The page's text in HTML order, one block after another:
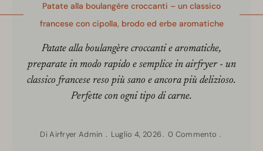
Patate alla boulangère croccanti – un classico
francese con cipolla, brodo ed erbe aromatiche
Patate alla boulangère croccanti e aromatiche,
preparate in modo rapido e semplice in airfryer - un
classico francese reso più sano e ancora più delizioso.
Perfette con ogni tipo di carne.
DiAirfryer Admin Luglio 4, 2026 0 Commento